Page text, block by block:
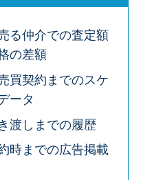
る仲介での査定額
の差額
買契約までのスケ
ータ
渡しまでの履歴
時までの広告掲載